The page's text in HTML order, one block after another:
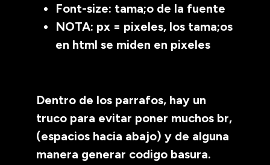
Font-size: tama;o de la fuente
NOTA: px = pixeles, los tama;os
en html se miden en pixeles
Dentro de los parrafos, hay un
truco para evitar poner muchos br,
(espacios hacia abajo) y de alguna
manera generar codigo basura.